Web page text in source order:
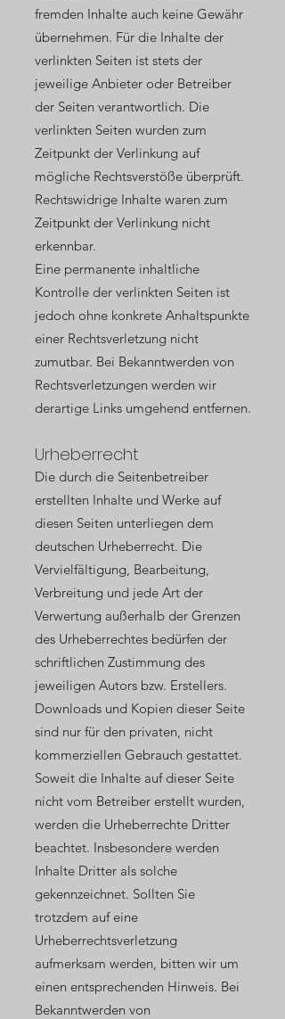
fremden Inhalte auch keine Gewähr
übernehmen. Für die Inhalte der
verlinkten Seiten ist stets der
jeweilige Anbieter oder Betreiber
der Seiten verantwortlich. Die
verlinkten Seiten wurden zum
Zeitpunkt der Verlinkung auf
mögliche Rechtsverstöße überprüft.
Rechtswidrige Inhalte waren zum
Zeitpunkt der Verlinkung nicht
erkennbar.
Eine permanente inhaltliche
Kontrolle der verlinkten Seiten ist
jedoch ohne konkrete Anhaltspunkte
einer Rechtsverletzung nicht
zumutbar. Bei Bekanntwerden von
Rechtsverletzungen werden wir
derartige Links umgehend entfernen.
Urheberrecht
Die durch die Seitenbetreiber
erstellten Inhalte und Werke auf
diesen Seiten unterliegen dem
deutschen Urheberrecht. Die
Vervielfältigung, Bearbeitung,
Verbreitung und jede Art der
Verwertung außerhalb der Grenzen
des Urheberrechtes bedürfen der
schriftlichen Zustimmung des
jeweiligen Autors bzw. Erstellers.
Downloads und Kopien dieser Seite
sind nur für den privaten, nicht
kommerziellen Gebrauch gestattet.
Soweit die Inhalte auf dieser Seite
nicht vom Betreiber erstellt wurden,
werden die Urheberrechte Dritter
beachtet. Insbesondere werden
Inhalte Dritter als solche
gekennzeichnet. Sollten Sie
trotzdem auf eine
Urheberrechtsverletzung
aufmerksam werden, bitten wir um
einen entsprechenden Hinweis. Bei
Bekanntwerden von